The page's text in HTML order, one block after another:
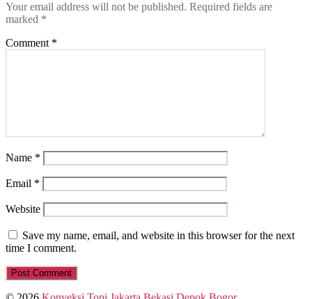
Your email address will not be published. Required fields are
marked *
Comment *
Name *
Email *
Website
Save my name, email, and website in this browser for the next
time I comment.